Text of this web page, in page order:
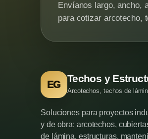
Envíanos largo, ancho,
para cotizar arcotecho,
EG
Techos y
Arcotechos, techos de
Soluciones para proyectos
y de obra: arcotechos,
de lámina, estructuras,